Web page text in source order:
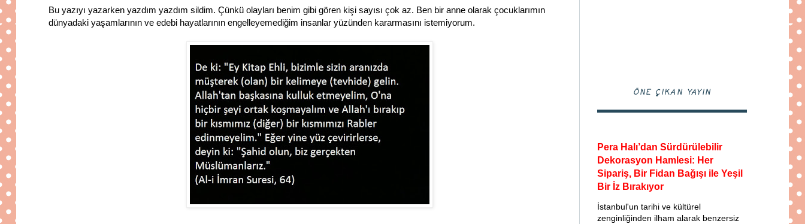
Bu yazıyı yazarken yazdım yazdım sildim. Çünkü olayları benim gibi gören kişi sayısı çok az. Ben bir anne olarak çocuklarımın
dünyadaki yaşamlarının ve edebi hayatlarının engelleyemediğim insanlar yüzünden kararmasını istemiyorum.
ÖNE ÇIKAN YAYIN
Pera Halı’dan Sürdürülebilir
Dekorasyon Hamlesi: Her
Sipariş, Bir Fidan Bağışı ile Yeşil
Bir İz Bırakıyor
İstanbul'un tarihi ve kültürel
zenginliğinden ilham alarak benzersiz